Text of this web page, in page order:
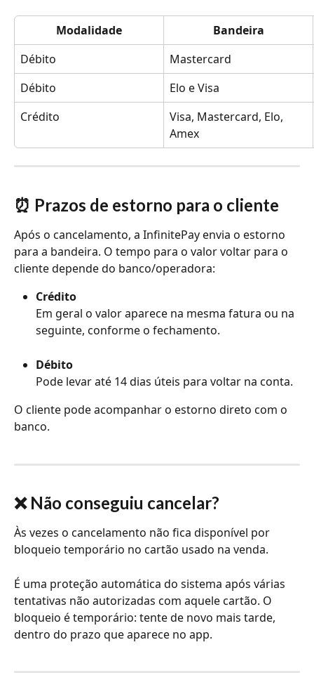
Modalidade
Bandeira
Débito
Mastercard
Débito
Elo e Visa
Crédito
Visa, Mastercard, Elo,
Amex
⏰ Prazos de estorno para o cliente
Após o cancelamento, a InfinitePay envia o estorno
para a bandeira. O tempo para o valor voltar para o
cliente depende do banco/operadora:
Crédito
Em geral o valor aparece na mesma fatura ou na
seguinte, conforme o fechamento.
Débito
Pode levar até 14 dias úteis para voltar na conta.
O cliente pode acompanhar o estorno direto com o
banco.
❌ Não conseguiu cancelar?
Às vezes o cancelamento não fica disponível por
bloqueio temporário no cartão usado na venda.
É uma proteção automática do sistema após várias
tentativas não autorizadas com aquele cartão. O
bloqueio é temporário: tente de novo mais tarde,
dentro do prazo que aparece no app.